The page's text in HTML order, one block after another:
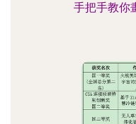
手把手教你